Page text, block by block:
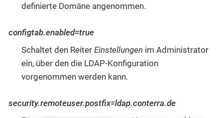
definierte Domäne angenommen.
configtab.enabled=true
Schaltet den Reiter Einstellungen im Administrator
ein, über den die LDAP-Konfiguration
vorgenommen werden kann.
security.remoteuser.postfix=ldap.conterra.de